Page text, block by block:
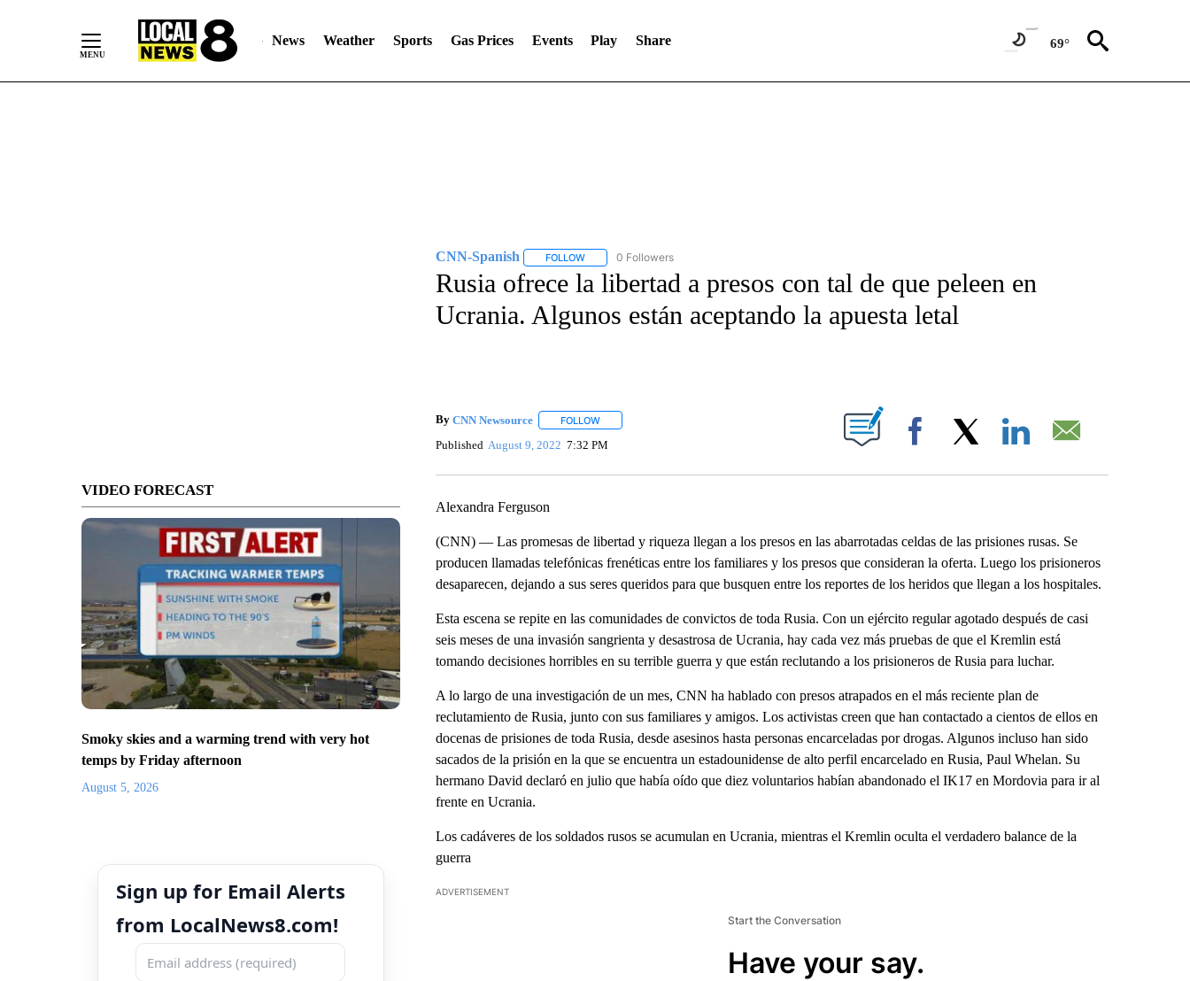
News Weather Sports Gas Prices Events Play Share 69°
VIDEO FORECAST
Smoky skies and a warming trend with very hot
temps by Friday afternoon
August 5, 2026
Sign up for Email Alerts
from LocalNews8.com!
CNN-Spanish FOLLOWFOLLOW "CNN-SPANISH" TO RECEIVE NOTIFICATIONS ABOUT NEW PAGES ON "CNN-SPANISH".
0 Followers
Rusia ofrece la libertad a presos con tal de que peleen en
Ucrania. Algunos están aceptando la apuesta letal
By CNN Newsource FOLLOWFOLLOW "" TO RECEIVE NOTIFICATIONS ABOUT NEW PAGES ON "".
Published August 9, 2022 7:32 PM Facebook
Alexandra Ferguson
(CNN) — Las promesas de libertad y riqueza llegan a los presos en las abarrotadas celdas de las prisiones rusas. Se
producen llamadas telefónicas frenéticas entre los familiares y los presos que consideran la oferta. Luego los prisioneros
desaparecen, dejando a sus seres queridos para que busquen entre los reportes de los heridos que llegan a los hospitales.
Esta escena se repite en las comunidades de convictos de toda Rusia. Con un ejército regular agotado después de casi
seis meses de una invasión sangrienta y desastrosa de Ucrania, hay cada vez más pruebas de que el Kremlin está
tomando decisiones horribles en su terrible guerra y que están reclutando a los prisioneros de Rusia para luchar.
A lo largo de una investigación de un mes, CNN ha hablado con presos atrapados en el más reciente plan de
reclutamiento de Rusia, junto con sus familiares y amigos. Los activistas creen que han contactado a cientos de ellos en
docenas de prisiones de toda Rusia, desde asesinos hasta personas encarceladas por drogas. Algunos incluso han sido
sacados de la prisión en la que se encuentra un estadounidense de alto perfil encarcelado en Rusia, Paul Whelan. Su
hermano David declaró en julio que había oído que diez voluntarios habían abandonado el IK17 en Mordovia para ir al
frente en Ucrania.
Los cadáveres de los soldados rusos se acumulan en Ucrania, mientras el Kremlin oculta el verdadero balance de la
guerra
ADVERTISEMENT
Start the Conversation
Have your say.